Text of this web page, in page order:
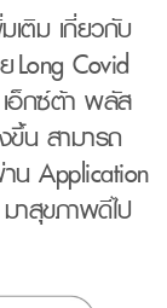
ติม เกี่ยวกับ
Long Covid
อ็กซ์ต้า พลัส
ขึ้น สามารถ
น Application
าสุขภาพดีไป